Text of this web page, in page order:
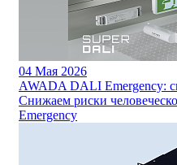
04 Мая 2026
AWADA DALI Emergency:
Снижаем риски
Emergency